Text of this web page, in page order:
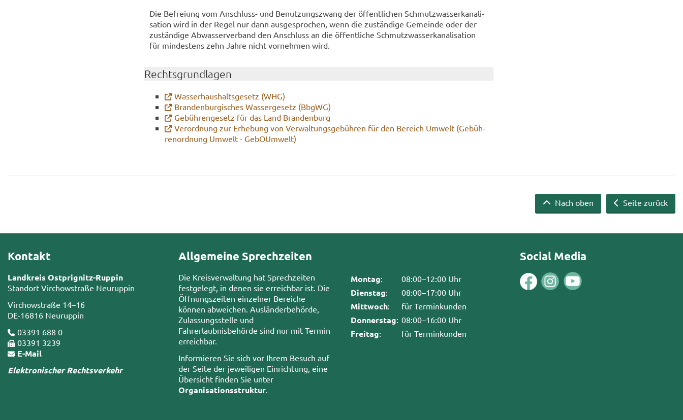
Die Be­frei­ung vom Anschluss-​ und Be­nut­zungs­zwang der öf­fent­li­chen Schmutz­was­ser­ka­na­li­
sa­ti­on wird in der Regel nur dann aus­ge­spro­chen, wenn die zu­stän­di­ge Ge­mein­de oder der
zu­stän­di­ge Ab­was­ser­ver­band den An­schluss an die öf­fent­li­che Schmutz­was­ser­ka­na­li­sa­ti­on
für min­des­tens zehn Jahre nicht vor­neh­men wird.
Rechts­grund­la­gen
Was­ser­haus­halts­ge­setz (WHG)
Bran­den­bur­gi­sches Was­ser­ge­setz (BbgWG)
Ge­büh­ren­ge­setz für das Land Bran­den­burg
Ver­ord­nung zur Er­he­bung von Ver­wal­tungs­ge­büh­ren für den Be­reich Um­welt (Ge­büh­
ren­ord­nung Um­welt - Ge­bO­Um­welt)
Seite zurück
Nach oben
Kontakt
Landkreis Ostprignitz-Ruppin
Standort Virchowstraße Neuruppin
Virchowstraße 14–16
DE-16816 Neuruppin
03391 688 0
03391 3239
E-Mail
Elektronischer Rechtsverkehr
Allgemeine Sprechzeiten
Die Kreisverwaltung hat Sprechzeiten
festgelegt, in denen sie erreichbar ist. Die
Öffnungszeiten einzelner Bereiche
können abweichen. Ausländerbehörde,
Zulassungsstelle und
Fahrerlaubnisbehörde sind nur mit Termin
erreichbar.
Informieren Sie sich vor Ihrem Besuch auf
der Seite der jeweiligen Einrichtung, eine
Übersicht finden Sie unter
Organisationsstruktur
Montag: 08:00–12:00 Uhr
Dienstag: 08:00–17:00 Uhr
Mittwoch: für Terminkunden
Donnerstag: 08:00–16:00 Uhr
Freitag: für Terminkunden
Social Media